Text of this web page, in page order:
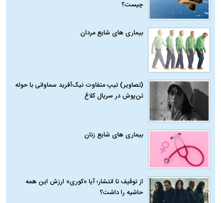
چیست؟
بیماری‌ های شایع مردان
(تصاویر) تیپ متفاوت نیک‌آفرید سماواتی با حوله
تن‌پوش در سریال کلاغ
بیماری‌ های شایع زنان
از توقیف تا انتشار؛ آیا «کوری» ارزش این همه
حاشیه را داشت؟